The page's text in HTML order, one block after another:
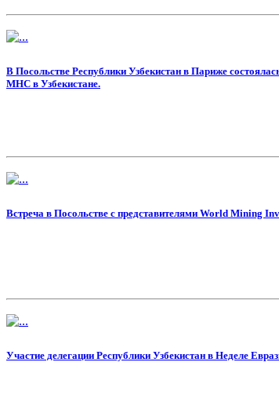
В Посольстве Республики Узбекистан в Париже
МНС в Узбекистане.
Встреча в Посольстве с представителями World Mining
Участие делегации Республики Узбекистан в Неделе